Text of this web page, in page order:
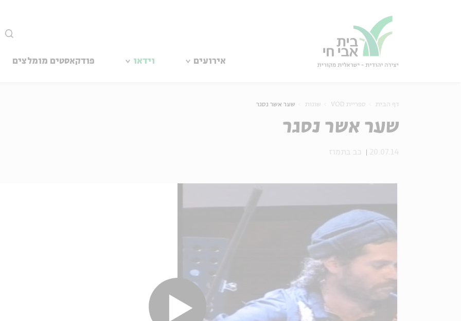
אירועים וידאו פודקאסטים מומלצים
דף הבית ספריית VOD שונות שער אשר נסגר
שער אשר נסגר